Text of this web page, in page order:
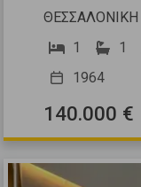
1
1
1964
140.000 €